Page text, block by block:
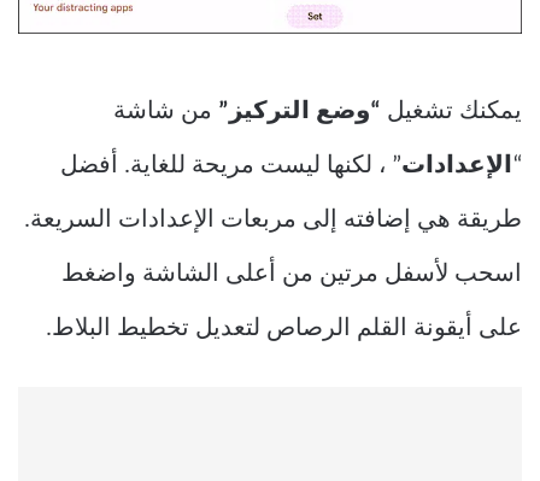
يمكنك تشغيل “وضع التركيز” من شاشة
“ الإعدادات” ، لكنها ليست مريحة للغاية. أفضل
طريقة هي إضافته إلى مربعات الإعدادات السريعة.
اسحب لأسفل مرتين من أعلى الشاشة واضغط
على أيقونة القلم الرصاص لتعديل تخطيط البلاط.